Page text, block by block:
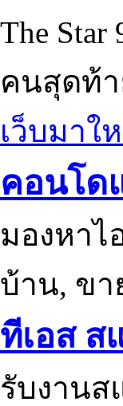
The
คนสุดท้า
เว็บมาใ
คอนโด
มองหาไ
บ้าน, ข
ทีเอส ส
รับงานส